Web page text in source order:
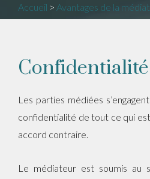
Accueil > Avantages de la
Confidentialité
Les parties médiées
confidentialité de tout ce qui
accord contraire.
Le médiateur est soumis au